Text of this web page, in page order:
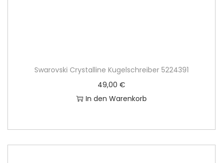
Swarovski Crystalline Kugelschreiber 5224391
49,00 €
In den Warenkorb